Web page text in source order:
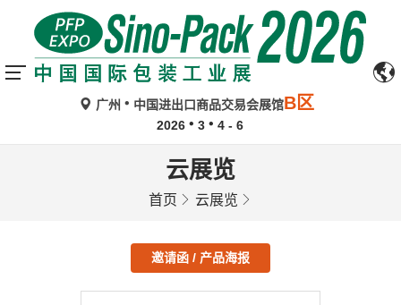
广州 中国进出口商品交易会展馆B区
2026 3 4 - 6
云展览
首页 云展览
邀请函 / 产品海报